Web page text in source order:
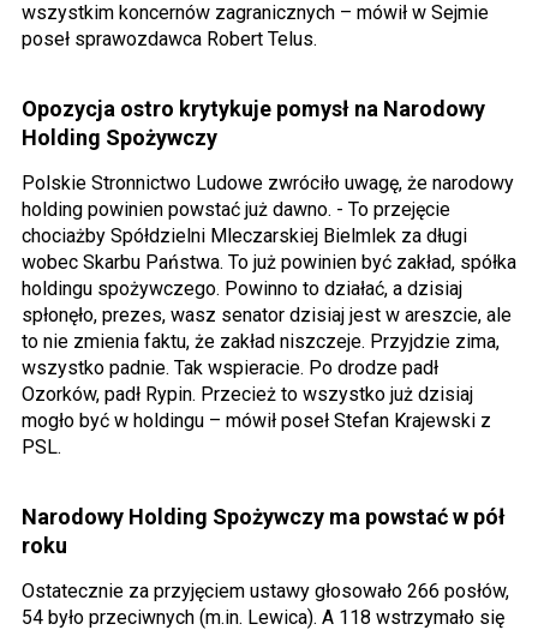
wszystkim koncernów zagranicznych – mówił w Sejmie
poseł sprawozdawca Robert Telus.
Opozycja ostro krytykuje pomysł na Narodowy
Holding Spożywczy
Polskie Stronnictwo Ludowe zwróciło uwagę, że narodowy
holding powinien powstać już dawno. - To przejęcie
chociażby Spółdzielni Mleczarskiej Bielmlek za długi
wobec Skarbu Państwa. To już powinien być zakład, spółka
holdingu spożywczego. Powinno to działać, a dzisiaj
spłonęło, prezes, wasz senator dzisiaj jest w areszcie, ale
to nie zmienia faktu, że zakład niszczeje. Przyjdzie zima,
wszystko padnie. Tak wspieracie. Po drodze padł
Ozorków, padł Rypin. Przecież to wszystko już dzisiaj
mogło być w holdingu – mówił poseł Stefan Krajewski z
PSL.
Narodowy Holding Spożywczy ma powstać w pół
roku
Ostatecznie za przyjęciem ustawy głosowało 266 posłów,
54 było przeciwnych (m.in. Lewica). A 118 wstrzymało się